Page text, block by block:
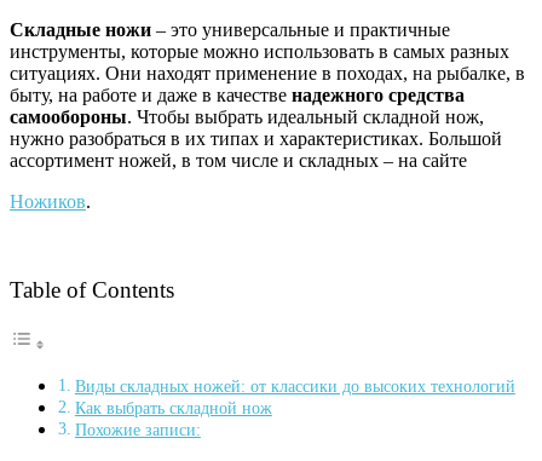
Складные ножи – это универсальные и практичные
инструменты, которые можно использовать в самых разных
ситуациях. Они находят применение в походах, на рыбалке, в
быту, на работе и даже в качестве надежного средства
самообороны. Чтобы выбрать идеальный складной нож,
нужно разобраться в их типах и характеристиках. Большой
ассортимент ножей, в том числе и складных – на сайте
Ножиков.
Table of Contents
Виды складных ножей: от классики до высоких технологий
Как выбрать складной нож
Похожие записи: